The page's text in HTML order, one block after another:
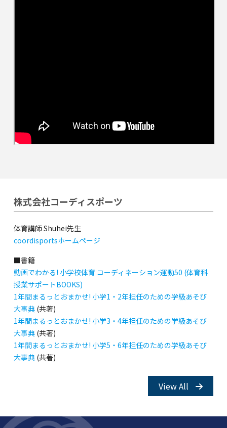
株式会社コーディスポーツ
体育講師 Shuhei先生
coordisportsホームページ
■書籍
動画でわかる! 小学校体育 コーディネーション運動50 (体育科
授業サポートBOOKS)
1年間まるっとおまかせ! 小学1・2年担任のための学級あそび
大事典(共著)
1年間まるっとおまかせ! 小学3・4年担任のための学級あそび
大事典(共著)
1年間まるっとおまかせ! 小学5・6年担任のための学級あそび
大事典(共著)
View All